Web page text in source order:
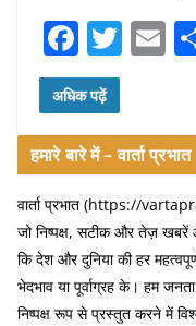
F
a
c
e
b
o
o
k
T
er
E
l
अधिक पढ़ें
हमारे बारे में – वार्ता प्रभात
वार्ता प्रभात (https://
जो निष्पक्ष, सटीक और तेज़ खबरें
कि देश और दुनिया की हर
भेदभाव या पूर्वाग्रह के। हम
निष्पक्ष रूप से प्रस्तुत करने में